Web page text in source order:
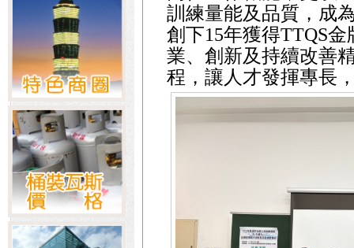
訓練量能及品質，成
創下15年獲得TTQS
業、創新及持續改善
程，讓人才發揮專長